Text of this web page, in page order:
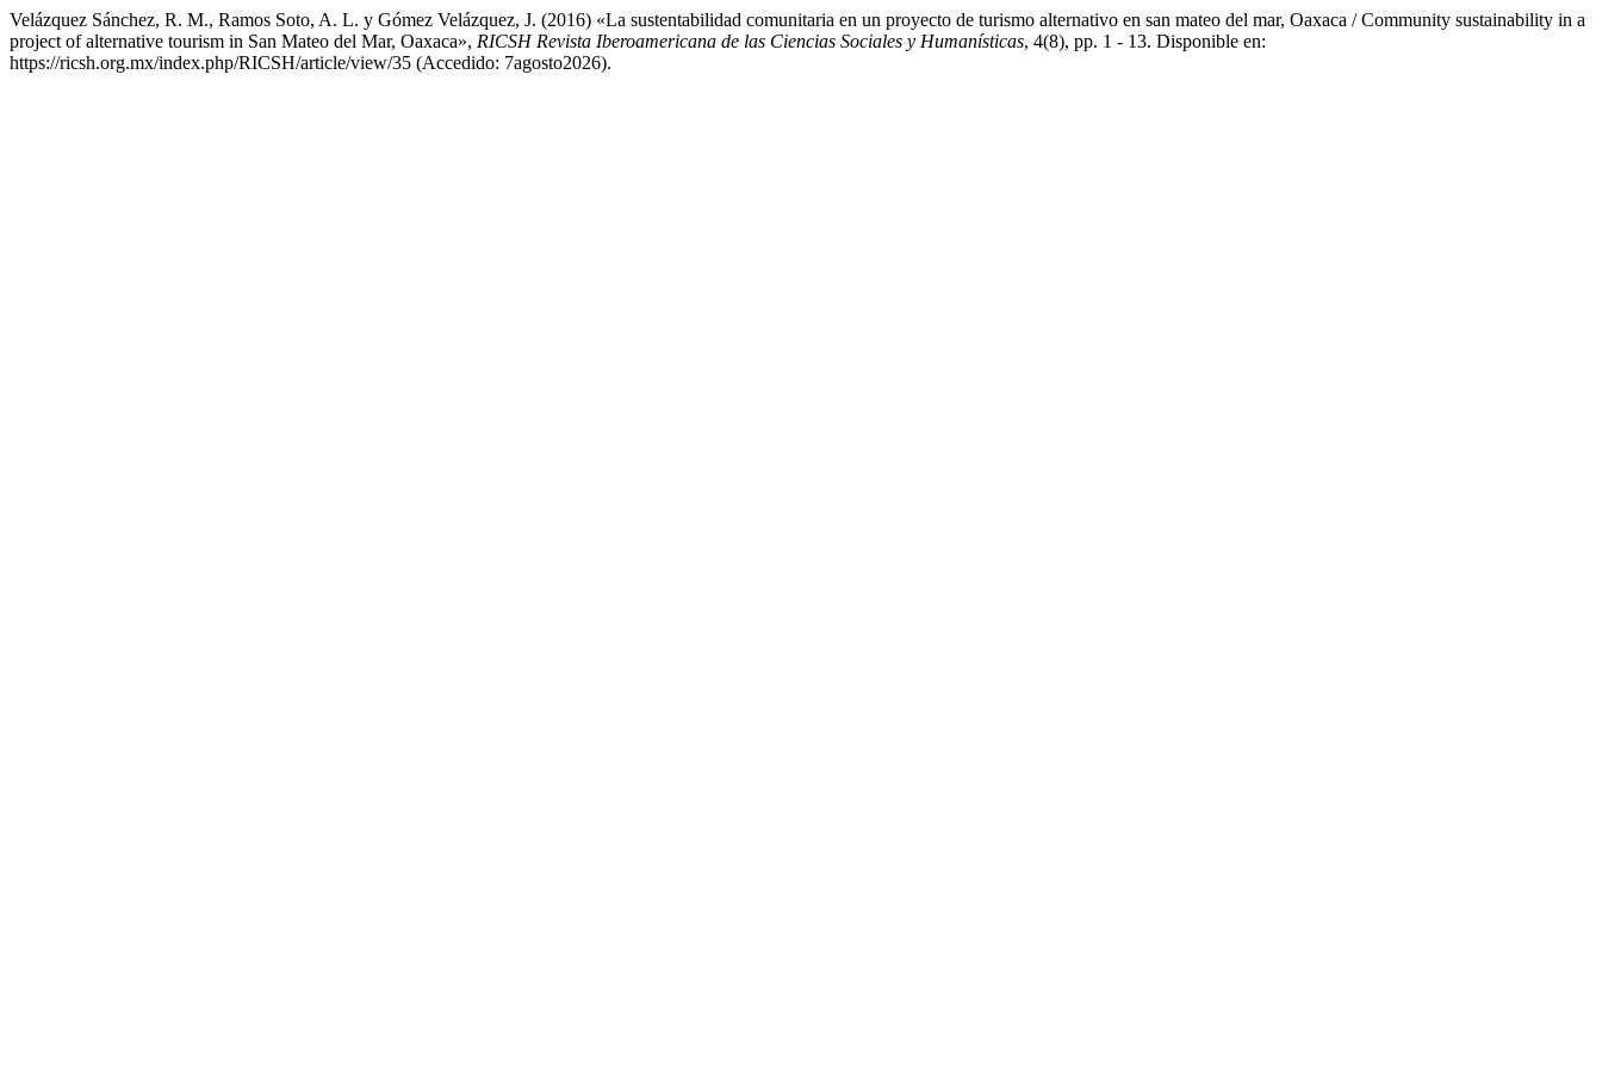
Velázquez Sánchez, R. M., Ramos Soto, A. L. y Gómez Velázquez, J. (2016) «La sustentabilidad comunitaria en un proyecto de turismo alternativo en san mateo del mar, Oaxaca / Community sustainability in a
project of alternative tourism in San Mateo del Mar, Oaxaca», RICSH Revista Iberoamericana de las Ciencias Sociales y Humanísticas, 4(8), pp. 1 - 13. Disponible en:
https://ricsh.org.mx/index.php/RICSH/article/view/35 (Accedido: 7agosto2026).